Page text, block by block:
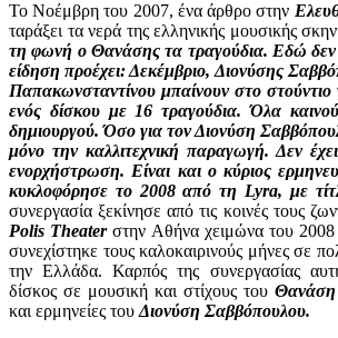
Το Νοέμβρη του 2007, ένα άρθρο στην
ταράξει τα νερά της ελληνικής μουσικής
τη φωνή ο Θανάσης τα τραγούδια. Εδώ
είδηση προέχει: Δεκέμβριο, Διονύσης
Παπακωνσταντίνου μπαίνουν στο
ενός δίσκου με 16 τραγούδια. Όλα
δημιουργού. Όσο για τον Διονύση
μόνο την καλλιτεχνική παραγωγή. Δεν
ενορχήστρωση. Είναι και ο κύριος
κυκλοφόρησε το 2008 από τη Lyra, με
συνεργασία ξεκίνησε από τις κοινές τους
Polis Theaterστην Αθήνα χειμώνα του 2008
συνεχίστηκε τους καλοκαιρινούς μήνες σε
την Ελλάδα. Καρπός της συνεργασίας
δίσκος σε μουσική και στίχους του Θανάση
και ερμηνείες του Διονύση Σαββόπουλου.